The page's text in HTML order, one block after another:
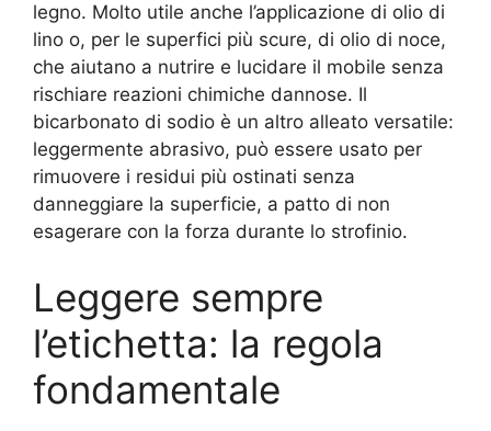
legno. Molto utile anche l’applicazione di olio di
lino o, per le superfici più scure, di olio di noce,
che aiutano a nutrire e lucidare il mobile senza
rischiare reazioni chimiche dannose. Il
bicarbonato di sodio è un altro alleato versatile:
leggermente abrasivo, può essere usato per
rimuovere i residui più ostinati senza
danneggiare la superficie, a patto di non
esagerare con la forza durante lo strofinio.
Leggere sempre
l’etichetta: la regola
fondamentale